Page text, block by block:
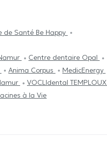
de Santé Be Happy
Centre dentaire Opal
Anima Corpus
MedicEnergy
VOCLIdental TEMPLOUX
à la Vie